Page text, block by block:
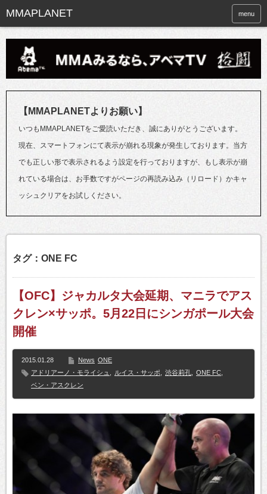
menu
【MMAPLANETよりお願い】
いつもMMAPLANETをご愛読いただき、誠にありがとうございます。
現在、スマートフォンにて表示が崩れる現象が発生しております。当方
でも正しい形で表示されるよう設定を行っておりますが、もし表示が崩
れている場合は、お手数ですがページの再読み込み（リロード）かキャ
ッシュクリアをお試しください。
タグ：ONE FC
【OFC】ジャカルタ大会延期、マニラでアス
クレン×サッポ。5月22日にシンガポール大会
開催
2015.01.28 News ONE
アドリアーノ・モライシュ
ルイス・サッポ 渋谷莉孔 ONE FC
ベン・アスクレン